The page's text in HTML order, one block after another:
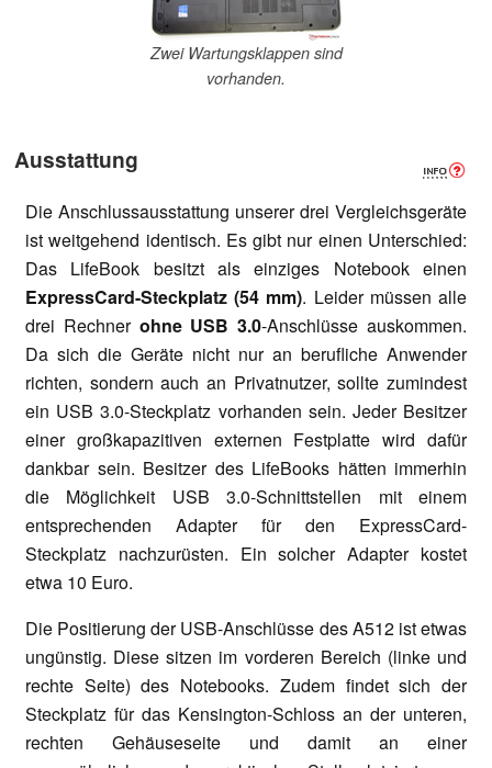
Zwei Wartungsklappen sind
vorhanden.
Ausstattung
Die Anschlussausstattung unserer drei Vergleichsgeräte
ist weitgehend identisch. Es gibt nur einen Unterschied:
Das LifeBook besitzt als einziges Notebook einen
ExpressCard-Steckplatz (54 mm). Leider müssen alle
drei Rechner ohne USB 3.0-Anschlüsse auskommen.
Da sich die Geräte nicht nur an berufliche Anwender
richten, sondern auch an Privatnutzer, sollte zumindest
ein USB 3.0-Steckplatz vorhanden sein. Jeder Besitzer
einer großkapazitiven externen Festplatte wird dafür
dankbar sein. Besitzer des LifeBooks hätten immerhin
die Möglichkeit USB 3.0-Schnittstellen mit einem
entsprechenden Adapter für den ExpressCard-
Steckplatz nachzurüsten. Ein solcher Adapter kostet
etwa 10 Euro.
Die Positierung der USB-Anschlüsse des A512 ist etwas
ungünstig. Diese sitzen im vorderen Bereich (linke und
rechte Seite) des Notebooks. Zudem findet sich der
Steckplatz für das Kensington-Schloss an der unteren,
rechten Gehäuseseite und damit an einer